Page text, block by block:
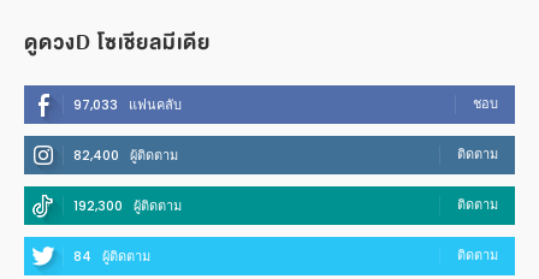
ดูดวงD โซเชียลมีเดีย
97,033 แฟนคลับ ชอบ
82,400 ผู้ติดตาม ติดตาม
192,300 ผู้ติดตาม ติดตาม
84 ผู้ติดตาม ติดตาม